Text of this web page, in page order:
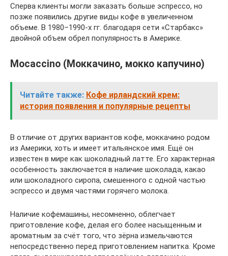
Сперва клиенты могли заказать больше эспрессо, но
позже появились другие виды кофе в увеличенном
объеме. В 1980–1990-х гг. благодаря сети «Старбакс»
двойной объем обрел популярность в Америке.
Mocaccino (Моккачино, мокко капучино)
Читайте также: Кофе ирландский крем:
история появления и популярные рецепты
В отличие от других вариантов кофе, моккачино родом
из Америки, хоть и имеет итальянское имя. Ещё он
известен в мире как шоколадный латте. Его характерная
особенность заключается в наличие шоколада, какао
или шоколадного сиропа, смешенного с одной частью
эспрессо и двумя частями горячего молока.
Наличие кофемашины, несомненно, облегчает
приготовление кофе, делая его более насыщенным и
ароматным за счёт того, что зёрна измельчаются
непосредственно перед приготовлением напитка. Кроме